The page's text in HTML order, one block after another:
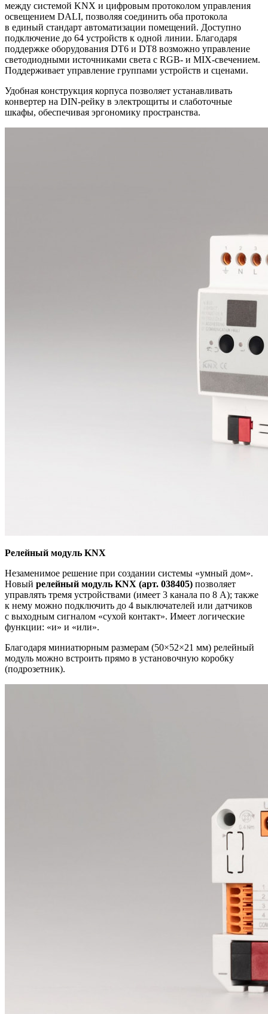
между системой KNX и цифровым протоколом управления
освещением DALI, позволяя соединить оба протокола
в единый стандарт автоматизации помещений. Доступно
подключение до 64 устройств к одной линии. Благодаря
поддержке оборудования DT6 и DT8 возможно управление
светодиодными источниками света с RGB- и MIX-свечением.
Поддерживает управление группами устройств и сценами.
Удобная конструкция корпуса позволяет устанавливать
конвертер на DIN-рейку в электрощиты и слаботочные
шкафы, обеспечивая эргономику пространства.
Релейный модуль KNX
Незаменимое решение при создании системы «умный дом».
Новый релейный модуль KNX (арт. 038405) позволяет
управлять тремя устройствами (имеет 3 канала по 8 А); также
к нему можно подключить до 4 выключателей или датчиков
с выходным сигналом «сухой контакт». Имеет логические
функции: «и» и «или».
Благодаря миниатюрным размерам (50×52×21 мм) релейный
модуль можно встроить прямо в установочную коробку
(подрозетник).